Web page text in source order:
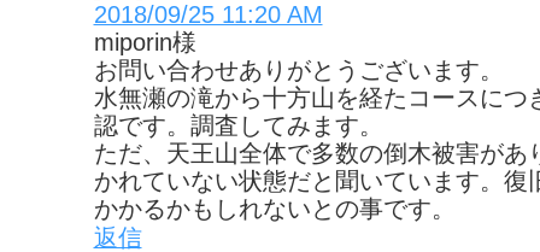
2018/09/25 11:20 AM
miporin様
お問い合わせありがとうございます。
水無瀬の滝から十方山を経たコースにつ
認です。調査してみます。
ただ、天王山全体で多数の倒木被害があ
かれていない状態だと聞いています。復
かかるかもしれないとの事です。
返信